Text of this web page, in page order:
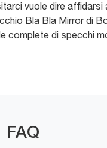
vuole dire
Bla Bla Mirror di
complete di specchi
FAQ